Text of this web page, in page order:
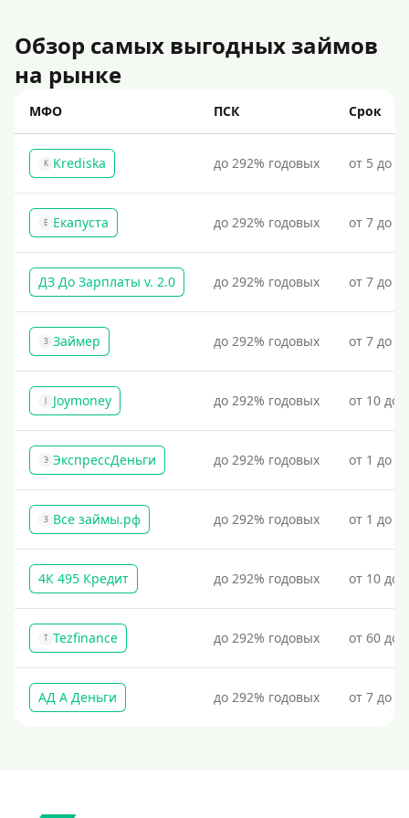
Для бизнеса
Документы
По ИНН
По загранпаспорту
По военному билету
По водительскому удостоверению
По СНИЛСу
Без СНИЛСа
По паспорту
Без паспорта
По фото
Без фото
Без подтверждения дохода
Без справок и поручителей
Без посредников
Процент
Под 1 %
С пролонгацией (продлением)
Под высокий процент
Без комиссии
В рассрочку
Обзор самых выгодных займов
на рынке
МФО ПСК Срок
K Krediska до 292% годовых от 5 до
Е Екапуста до 292% годовых от 7 до
ДЗ До Зарплаты v. 2.0 до 292% годовых от 7 до
З Займер до 292% годовых от 7 до
J Joymoney до 292% годовых от 10 до
Э ЭкспрессДеньги до 292% годовых от 1 до
З Все займы.рф до 292% годовых от 1 до
4К 495 Кредит до 292% годовых от 10 до
T Tezfinance до 292% годовых от 60 до
АД А Деньги до 292% годовых от 7 до